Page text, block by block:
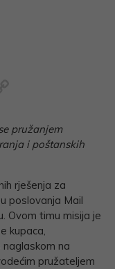
pružanjem
i poštanskih
rješenja za
poslovanja Mail
Ovom timu misija je
kupaca,
naglaskom na
pružateljem